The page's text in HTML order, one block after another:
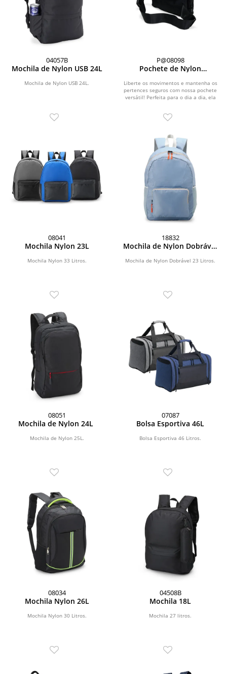
04057B
Mochila de Nylon USB 24L
Mochila de Nylon USB 24L.
P@08098
Pochete de Nylon
Liberte os movimentos e mantenha os
pertences seguros com nossa pochete
versátil! Perfeita para o dia a dia, ela
08041
Mochila Nylon 23L
Mochila Nylon 33 Litros.
18832
Mochila de Nylon Dobrável
Mochila de Nylon Dobrável 23 Litros.
08051
Mochila de Nylon 24L
Mochila de Nylon 25L.
07087
Bolsa Esportiva 46L
Bolsa Esportiva 46 Litros.
08034
Mochila Nylon 26L
Mochila Nylon 30 Litros.
04508B
Mochila 18L
Mochila 27 litros.